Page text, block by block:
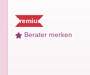
Premium
Berater merken